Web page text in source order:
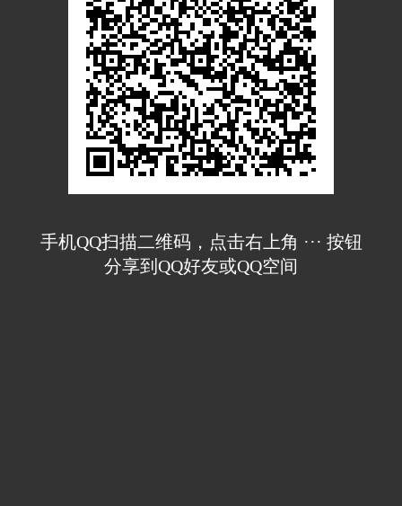
手机QQ扫描二维码，点击右上角 ··· 按钮
分享到QQ好友或QQ空间